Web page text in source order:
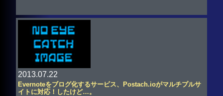
2013.07.22
Evernoteをブログ化するサービス、Postach.ioがマルチプルサ
イトに対応！したけど…。